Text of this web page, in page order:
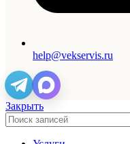
help@vekservis.ru
Закрыть